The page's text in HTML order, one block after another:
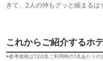
きて、2人の仲もグッと縮まるは
これからご紹介するホ
※参考価格は1泊2名ご利用時の1名あたりの